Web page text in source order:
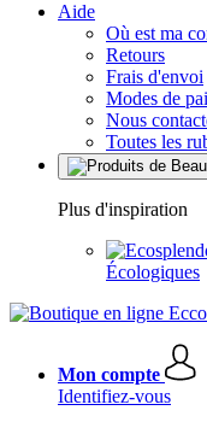
Aide
Où est ma
Retours
Frais d'envoi
Modes de
Nous
Toutes les
Plus d'inspiration
Écologiques
Mon compte
Identifiez-vous